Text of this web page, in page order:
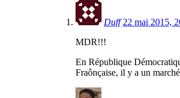
Duff 22 mai 2015,
MDR!!!
En République
Fraônçaise, il y a un